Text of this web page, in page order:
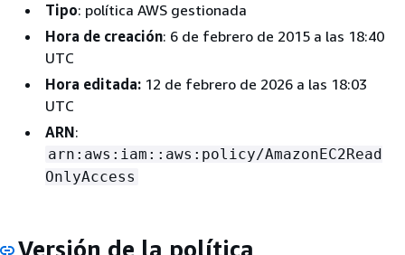
Tipo: política AWS gestionada
Hora de creación: 6 de febrero de 2015 a las 18:40
UTC
Hora editada: 12 de febrero de 2026 a las 18:03
UTC
ARN:
arn:aws:iam::aws:policy/AmazonEC2Read
OnlyAccess
Versión de la política